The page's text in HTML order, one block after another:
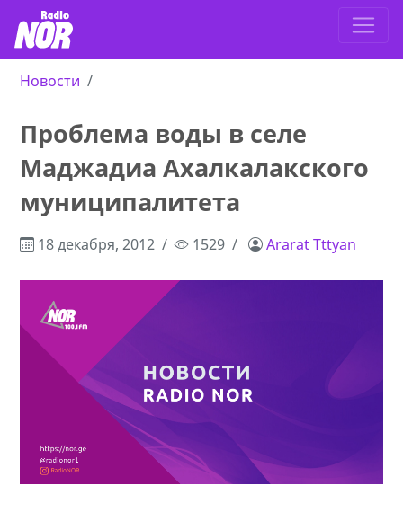
Новости
Проблема воды в селе
Маджадиа Ахалкалакского
муниципалитета
18 декабря, 2012 1529 Ararat Tttyan